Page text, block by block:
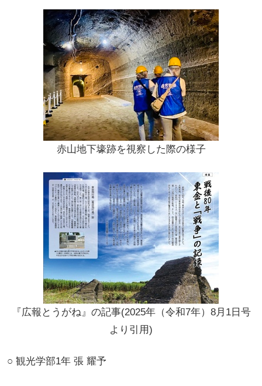
赤山地下壕跡を視察した際の様子
『広報とうがね』の記事(2025年（令和7年）8月1日号
より引用)
○ 観光学部1年 張 耀予